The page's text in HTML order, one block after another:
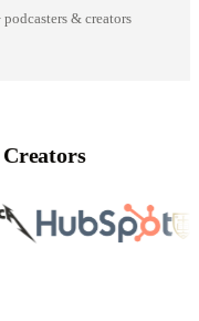
& creators
Creators